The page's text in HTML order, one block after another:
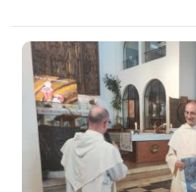
Image